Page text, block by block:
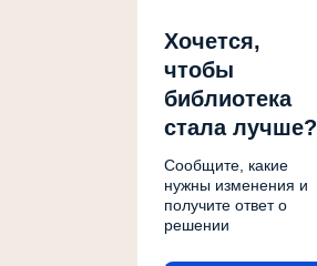
Хочется,
чтобы
библиотека
стала лучше?
Сообщите, какие
нужны изменения и
получите ответ о
решении